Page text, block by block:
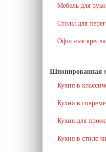
Мебель для
Столы для
Офисные
Шпонированная
Кухня в
Кухня в
Кухня для
Кухня в стиле